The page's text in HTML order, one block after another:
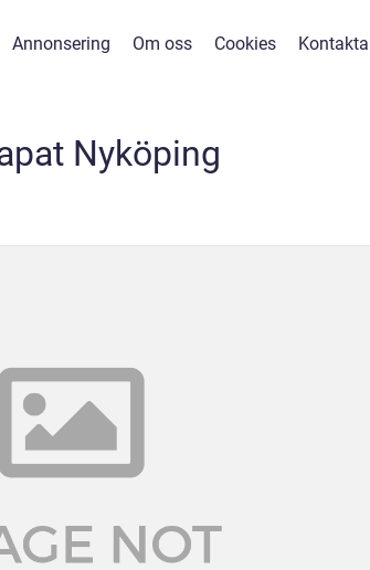
Annonsering Om oss Cookies
Nyköping